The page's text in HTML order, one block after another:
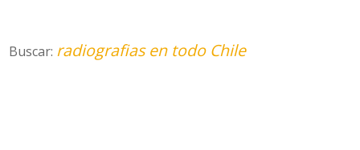
Buscar: radiografias en todo Chile